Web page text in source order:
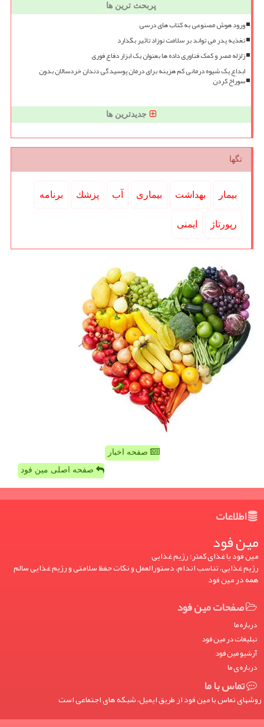
پربحث ترین ها
ورود هوش مصنوعی به کتاب های درسی
تغذیه پدر می تواند بر سلامت نوزاد تاثیر بگذارد
زلزله مصر و کمک فناوری داده ها بعنوان یک ابزار دفاع فوری
ابداع یک شیوه درمانی کم هزینه برای درمان پوسیدگی دندان خردسالان بدون
سوراخ کردن
جدیدترین ها
تگها
بیمار بهداشت بیماری آب پزشك برنامه
رپورتاژ ایمنی
صفحه اخبار
صفحه اصلی مین فود
اطلاعات
مین فود
مین فود یا غذای کمتر: رژیم غذایی
رژیم غذایی، تناسب اندام، دستورالعمل و نکات حفظ سلامتی و رژیم غذایی سالم
همه در مین فود
صفحات مین فود
درباره ما
تبلیغات در مین فود
آرشیو مین فود
درباره ی ما
تماس با ما
روشهای تماس با مین فود از طریق ایمیل، شبکه های اجتماعی است